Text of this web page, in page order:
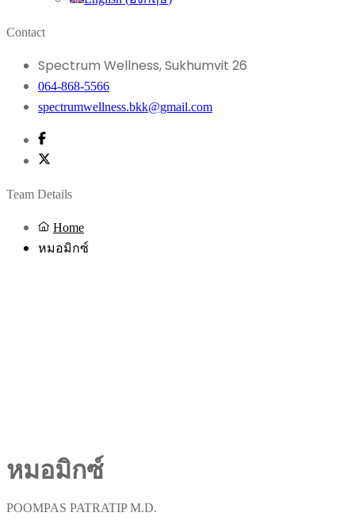
Contact
Spectrum Wellness, Sukhumvit 26
064-868-5566
spectrumwellness.bkk@gmail.com
Team Details
Home
หมอมิกซ์
หมอมิกซ์
POOMPAS PATRATIP M.D.